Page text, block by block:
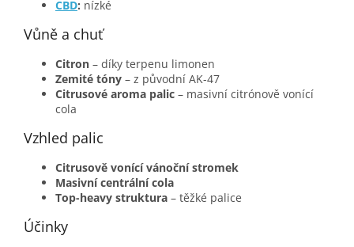
CBD: nízké
Vůně a chuť
Citron – díky terpenu limonen
Zemité tóny – z původní AK-47
Citrusové aroma palic – masivní citrónově vonící
cola
Vzhled palic
Citrusově vonící vánoční stromek
Masivní centrální cola
Top-heavy struktura – těžké palice
Účinky